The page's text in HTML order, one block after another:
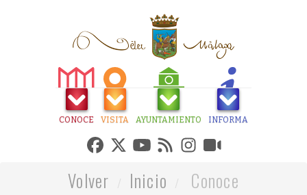
CONOCE VISITA AYUNTAMIENTO INFORMA
Volver Inicio
Conoce